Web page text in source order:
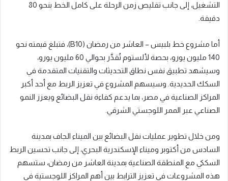
التشغيل، إلى جانب تقليص زمن الرحلة على كامل الخط بنحو 80
دقيقة.
أما مشروع خط بلبيس – العاشر من رمضان (B10)، فتبلغ قيمته نحو
140 مليون يورو، بحصة لألستوم تُقدَّر بحوالي 60 مليون يورو،
وسيشهد تطبيق نفس نطاق التحديثات والتقنيات المتقدمة في
السكك الحديدية. وسيسهم المشروع في تعزيز الربط مع أحد أكبر
المراكز الصناعية في مصر، بما يدعم كفاءة نقل البضائع ويعزز النمو
الصناعي عبر الممر اللوجستي الشرقي.
ومن خلال تطوير عمليات نقل البضائع بين الميناء الجاف بمدينة
السادس من أكتوبر وميناء الإسكندرية البحري، إلى جانب تحسين الربط
السككي مع المنطقة الصناعية بمدينة العاشر من رمضان، ستسهم
هذه المشروعات في تعزيز الترابط بين أهم المراكز اللوجستية في